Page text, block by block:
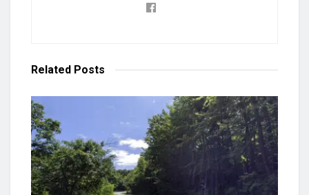
Related Posts